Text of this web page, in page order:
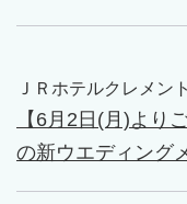
ＪＲホテルクレメン
【6月2日(月)より
の新ウエディング